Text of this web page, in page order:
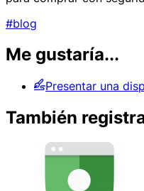
#blog
Me gustaría...
Presentar una
También